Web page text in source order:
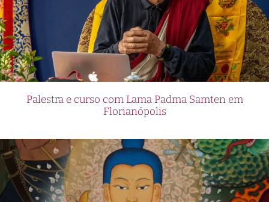
Palestra e curso com Lama Padma Samten em
Florianópolis